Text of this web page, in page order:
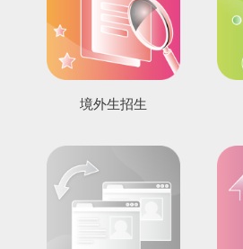
境外生招生